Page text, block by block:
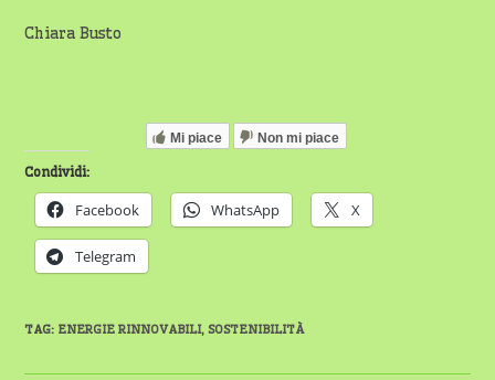
Chiara Busto
Mi piace Non mi piace
Condividi:
Facebook WhatsApp X
Telegram
TAG: ENERGIE RINNOVABILI, SOSTENIBILITÀ